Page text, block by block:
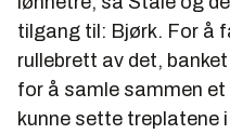
tilgang til: Bjørk. For å
rullebrett av det,
for å samle sammen
kunne sette treplatene